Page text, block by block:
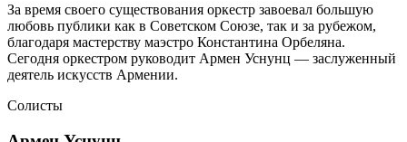
За время своего существования оркестр завоевал большую
любовь публики как в Советском Союзе, так и за рубежом,
благодаря мастерству маэстро Константина Орбеляна.
Сегодня оркестром руководит Армен Уснунц — заслуженный
деятель искусств Армении.
Солисты